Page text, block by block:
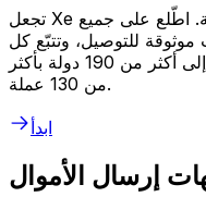
تجعل Xe التحويلات المالية الدولية سهلة وبسيطة. اطّلع على جميع
للتوصيل، وتتبّع كل
عملية نقل في الوقت الفعلي. أرسل إلى أكثر من 190 دولة بأكثر
من 130 عملة.
ابدأ
إرسال الأموال